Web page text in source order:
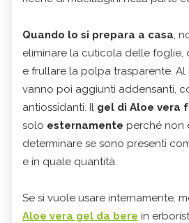
Quando lo si prepara a casa,
eliminare la cuticola delle foglie,
e frullare la polpa trasparente.
vanno poi aggiunti addensanti,
antiossidanti. Il gel di Aloe vera
solo esternamente perché non
determinare se sono presenti
e in quale quantità.
Se si vuole usare internamente,
Aloe vera gel da bere in